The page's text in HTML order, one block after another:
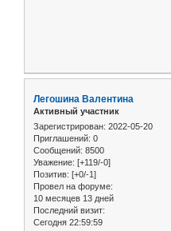
Легошина Валентина
Активный участник
Зарегистрирован: 2022-05-20
Приглашений: 0
Сообщений: 8500
Уважение: [+119/-0]
Позитив: [+0/-1]
Провел на форуме:
10 месяцев 13 дней
Последний визит:
Сегодня 22:59:59